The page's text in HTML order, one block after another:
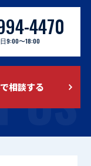
US
4470
9:00〜18:00
相談する